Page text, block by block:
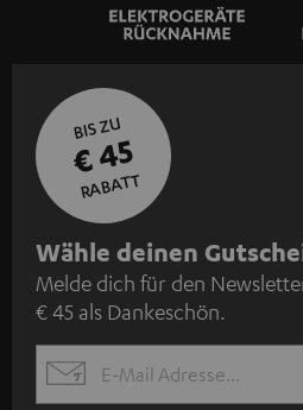
BIS ZU
€ 45
RABATT
N
e
w
s
l
Wähle deinen
Melde dich für den
€ 45 als Dankeschön.
EMAIL